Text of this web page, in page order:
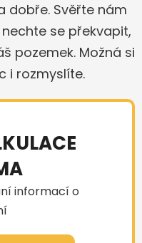
dobře. Svěřte nám
se překvapit,
pozemek. Možná si
i rozmyslíte.
informací o